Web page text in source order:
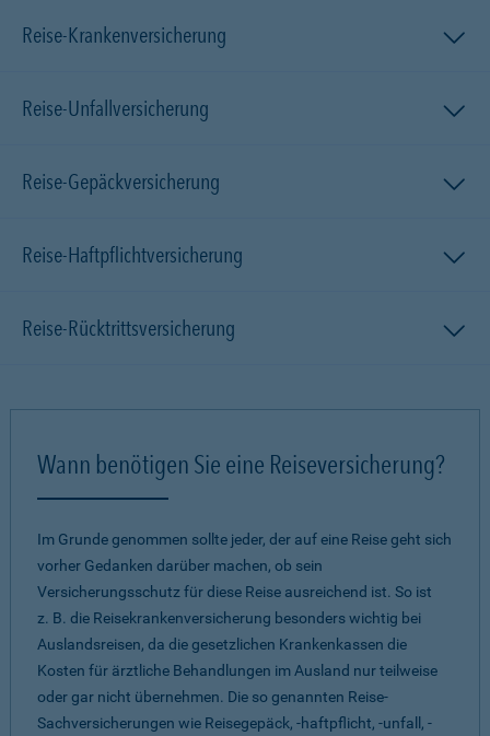
Reise-Krankenversicherung
Reise-Unfallversicherung
Reise-Gepäckversicherung
Reise-Haftpflichtversicherung
Reise-Rücktrittsversicherung
Wann benötigen Sie eine Reiseversicherung?
Im Grunde genommen sollte jeder, der auf eine Reise geht sich
vorher Gedanken darüber machen, ob sein
Versicherungsschutz für diese Reise ausreichend ist. So ist
z. B. die Reisekrankenversicherung besonders wichtig bei
Auslandsreisen, da die gesetzlichen Krankenkassen die
Kosten für ärztliche Behandlungen im Ausland nur teilweise
oder gar nicht übernehmen. Die so genannten Reise-
Sachversicherungen wie Reisegepäck, -haftpflicht, -unfall, -